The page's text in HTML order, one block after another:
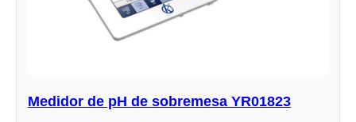
Medidor de pH de sobremesa YR01823